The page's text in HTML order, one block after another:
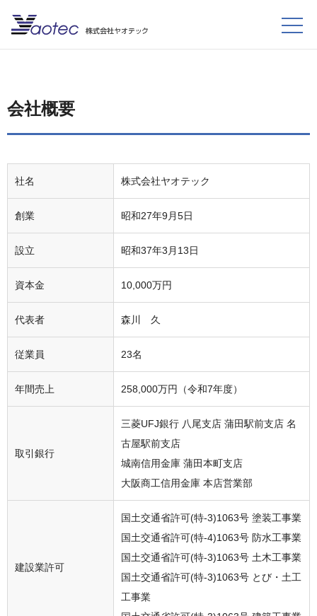
会社概要
社名 株式会社ヤオテック
創業 昭和27年9月5日
設立 昭和37年3月13日
資本金 10,000万円
代表者 森川 久
従業員 23名
年間売上 258,000万円（令和7年度）
取引銀行
三菱UFJ銀行 八尾支店 蒲田駅前支店 名
古屋駅前支店
城南信用金庫 蒲田本町支店
大阪商工信用金庫 本店営業部
建設業許可
国土交通省許可(特-3)1063号 塗装工事業
国土交通省許可(特-4)1063号 防水工事業
国土交通省許可(特-3)1063号 土木工事業
国土交通省許可(特-3)1063号 とび・土工
工事業